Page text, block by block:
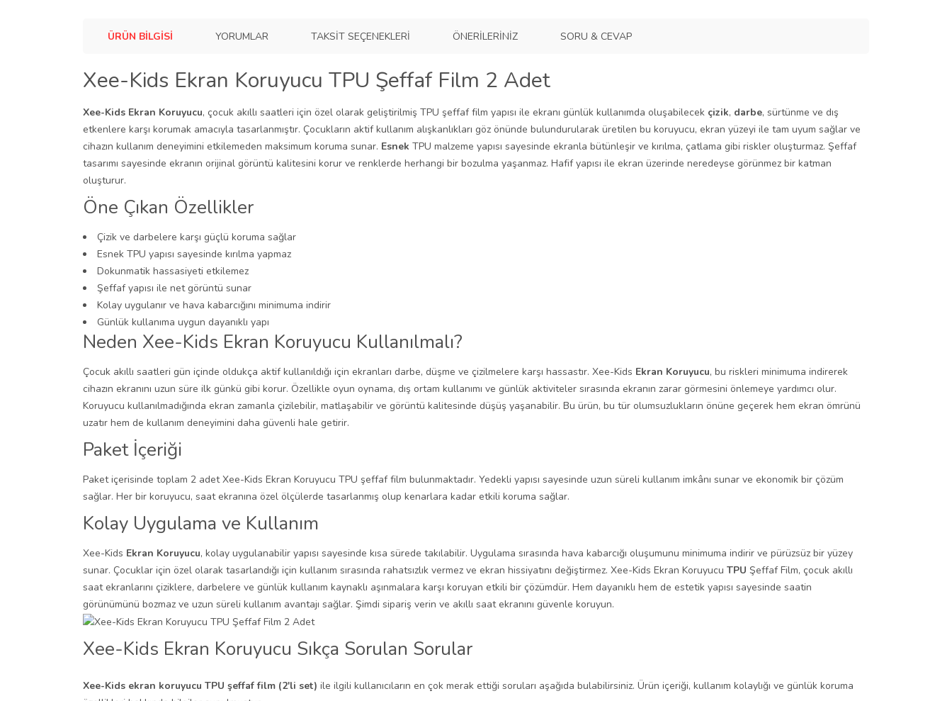
ÜRÜN BILGISI YORUMLAR TAKSIT SEÇENEKLERI ÖNERILERINIZ SORU & CEVAP
Xee-Kids Ekran Koruyucu TPU Şeffaf Film 2 Adet
Xee-Kids Ekran Koruyucu, çocuk akıllı saatleri için özel olarak geliştirilmiş TPU şeffaf film yapısı ile ekranı günlük kullanımda oluşabilecek çizik, darbe, sürtünme ve dış
etkenlere karşı korumak amacıyla tasarlanmıştır. Çocukların aktif kullanım alışkanlıkları göz önünde bulundurularak üretilen bu koruyucu, ekran yüzeyi ile tam uyum sağlar ve
cihazın kullanım deneyimini etkilemeden maksimum koruma sunar. Esnek TPU malzeme yapısı sayesinde ekranla bütünleşir ve kırılma, çatlama gibi riskler oluşturmaz. Şeffaf
tasarımı sayesinde ekranın orijinal görüntü kalitesini korur ve renklerde herhangi bir bozulma yaşanmaz. Hafif yapısı ile ekran üzerinde neredeyse görünmez bir katman
oluşturur.
Öne Çıkan Özellikler
Çizik ve darbelere karşı güçlü koruma sağlar
Esnek TPU yapısı sayesinde kırılma yapmaz
Dokunmatik hassasiyeti etkilemez
Şeffaf yapısı ile net görüntü sunar
Kolay uygulanır ve hava kabarcığını minimuma indirir
Günlük kullanıma uygun dayanıklı yapı
Neden Xee-Kids Ekran Koruyucu Kullanılmalı?
Çocuk akıllı saatleri gün içinde oldukça aktif kullanıldığı için ekranları darbe, düşme ve çizilmelere karşı hassastır. Xee-Kids Ekran Koruyucu, bu riskleri minimuma indirerek
cihazın ekranını uzun süre ilk günkü gibi korur. Özellikle oyun oynama, dış ortam kullanımı ve günlük aktiviteler sırasında ekranın zarar görmesini önlemeye yardımcı olur.
Koruyucu kullanılmadığında ekran zamanla çizilebilir, matlaşabilir ve görüntü kalitesinde düşüş yaşanabilir. Bu ürün, bu tür olumsuzlukların önüne geçerek hem ekran ömrünü
uzatır hem de kullanım deneyimini daha güvenli hale getirir.
Paket İçeriği
Paket içerisinde toplam 2 adet Xee-Kids Ekran Koruyucu TPU şeffaf film bulunmaktadır. Yedekli yapısı sayesinde uzun süreli kullanım imkânı sunar ve ekonomik bir çözüm
sağlar. Her bir koruyucu, saat ekranına özel ölçülerde tasarlanmış olup kenarlara kadar etkili koruma sağlar.
Kolay Uygulama ve Kullanım
Xee-Kids Ekran Koruyucu, kolay uygulanabilir yapısı sayesinde kısa sürede takılabilir. Uygulama sırasında hava kabarcığı oluşumunu minimuma indirir ve pürüzsüz bir yüzey
sunar. Çocuklar için özel olarak tasarlandığı için kullanım sırasında rahatsızlık vermez ve ekran hissiyatını değiştirmez. Xee-Kids Ekran Koruyucu TPU Şeffaf Film, çocuk akıllı
saat ekranlarını çiziklere, darbelere ve günlük kullanım kaynaklı aşınmalara karşı koruyan etkili bir çözümdür. Hem dayanıklı hem de estetik yapısı sayesinde saatin
görünümünü bozmaz ve uzun süreli kullanım avantajı sağlar. Şimdi sipariş verin ve akıllı saat ekranını güvenle koruyun.
Xee-Kids Ekran Koruyucu Sıkça Sorulan Sorular
Xee-Kids ekran koruyucu TPU şeffaf film (2'li set) ile ilgili kullanıcıların en çok merak ettiği soruları aşağıda bulabilirsiniz. Ürün içeriği, kullanım kolaylığı ve günlük koruma